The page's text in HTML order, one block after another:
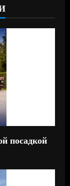
посадкой